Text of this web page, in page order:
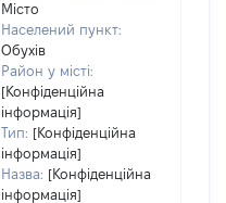
Місто
Населений пункт:
Обухів
Район у місті:
[Конфіденційна
інформація]
Тип: [Конфіденційна
інформація]
Назва: [Конфіденційна
інформація]